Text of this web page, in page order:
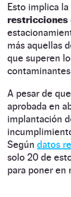
Esto implica
restricciones
más aquellas
que superen
A pesar de
aprobada en
implantación
Según datos
solo 20 de
para poner en